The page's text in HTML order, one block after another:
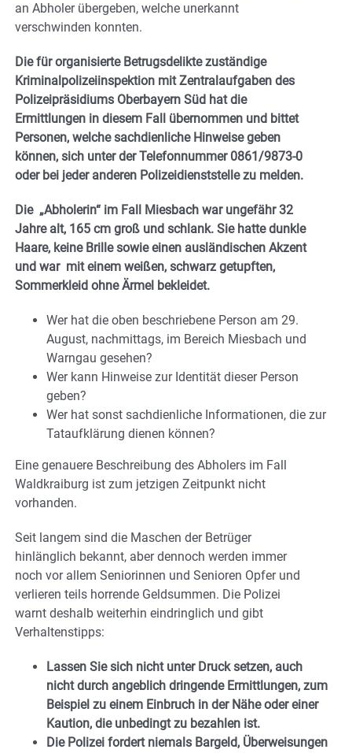
an Abholer übergeben, welche unerkannt
verschwinden konnten.
Die für organisierte Betrugsdelikte zuständige
Kriminalpolizeiinspektion mit Zentralaufgaben des
Polizeipräsidiums Oberbayern Süd hat die
Ermittlungen in diesem Fall übernommen und bittet
Personen, welche sachdienliche Hinweise geben
können, sich unter der Telefonnummer 0861/9873-0
oder bei jeder anderen Polizeidienststelle zu melden.
Die „Abholerin“ im Fall Miesbach war ungefähr 32
Jahre alt, 165 cm groß und schlank. Sie hatte dunkle
Haare, keine Brille sowie einen ausländischen Akzent
und war mit einem weißen, schwarz getupften,
Sommerkleid ohne Ärmel bekleidet.
Wer hat die oben beschriebene Person am 29.
August, nachmittags, im Bereich Miesbach und
Warngau gesehen?
Wer kann Hinweise zur Identität dieser Person
geben?
Wer hat sonst sachdienliche Informationen, die zur
Tataufklärung dienen können?
Eine genauere Beschreibung des Abholers im Fall
Waldkraiburg ist zum jetzigen Zeitpunkt nicht
vorhanden.
Seit langem sind die Maschen der Betrüger
hinlänglich bekannt, aber dennoch werden immer
noch vor allem Seniorinnen und Senioren Opfer und
verlieren teils horrende Geldsummen. Die Polizei
warnt deshalb weiterhin eindringlich und gibt
Verhaltenstipps:
Lassen Sie sich nicht unter Druck setzen, auch
nicht durch angeblich dringende Ermittlungen, zum
Beispiel zu einem Einbruch in der Nähe oder einer
Kaution, die unbedingt zu bezahlen ist.
Die Polizei fordert niemals Bargeld, Überweisungen